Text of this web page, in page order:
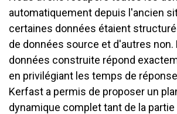
automatiquement depuis l'ancien
certaines données étaient
de données source et d'autres non.
données construite répond
en privilégiant les temps de
Kerfast a permis de proposer un
dynamique complet tant de la